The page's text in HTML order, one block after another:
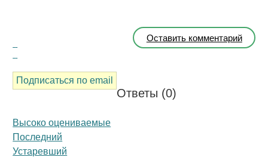
Оставить комментарий
Подписаться по email
Ответы (0)
Высоко оцениваемые
Последний
Устаревший